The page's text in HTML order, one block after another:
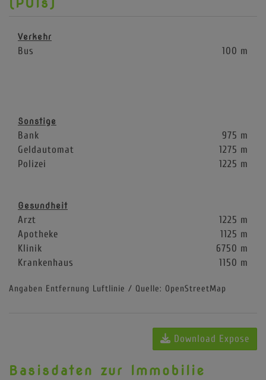
Verkehr
Bus 100 m
Sonstige
Bank
975 m
Geldautomat
1275 m
Polizei
1225 m
Gesundheit
Arzt
1225 m
Apotheke
1125 m
Klinik
6750 m
Krankenhaus
1150 m
Angaben Entfernung Luftlinie / Quelle: OpenStreetMap
Download Expose
Basisdaten zur Immobilie